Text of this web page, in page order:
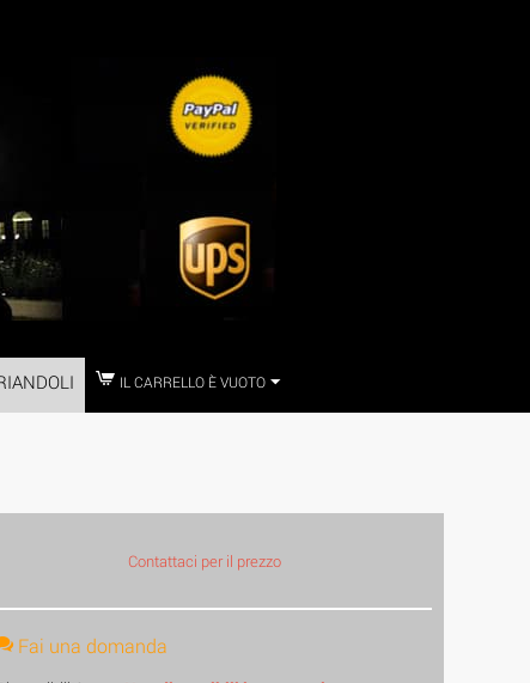
IL CARRELLO È VUOTO
Contattaci per il prezzo
Fai una domanda